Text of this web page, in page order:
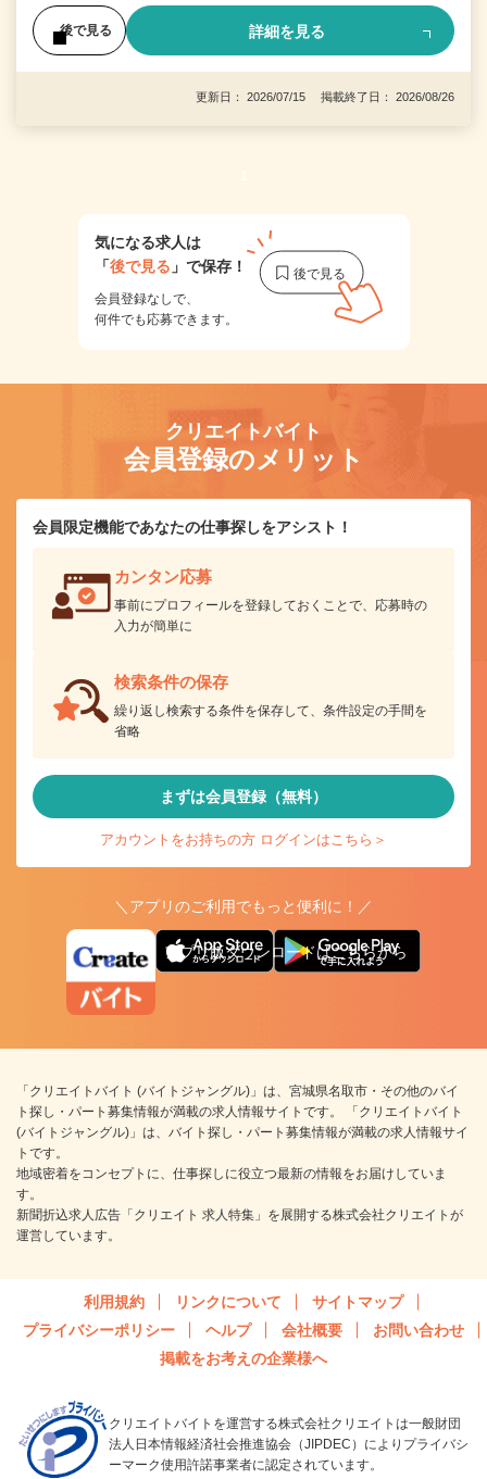
後で見る 詳細を見る
更新日： 2026/07/15 掲載終了日： 2026/08/26
1
気になる求人は
「後で見る 」で保存！
会員登録なしで、
何件でも応募できます。
クリエイトバイト
会員登録のメリット
会員限定機能であなたの仕事探しをアシスト！
カンタン応募
事前にプロフィールを登録しておくことで、応募時の
入力が簡単に
検索条件の保存
繰り返し検索する条件を保存して、条件設定の手間を
省略
まずは会員登録（無料）
アカウントをお持ちの方 ログインはこちら＞
＼アプリのご利用でもっと便利に！／
アプリ版ダウンロードはこちらから
「クリエイトバイト (バイトジャングル)」は、宮城県名取市・その他のバイ
ト探し・パート募集情報が満載の求人情報サイトです。 「クリエイトバイト
(バイトジャングル)」は、バイト探し・パート募集情報が満載の求人情報サイ
トです。
地域密着をコンセプトに、仕事探しに役立つ最新の情報をお届けしていま
す。
新聞折込求人広告「クリエイト 求人特集」を展開する株式会社クリエイトが
運営しています。
利用規約 リンクについて
サイトマップ
プライバシーポリシー
ヘルプ 会社概要
お問い合わせ
掲載をお考えの企業様へ
クリエイトバイトを運営する株式会社クリエイトは一般財団
法人日本情報経済社会推進協会（JIPDEC）によりプライバシ
ーマーク使用許諾事業者に認定されています。